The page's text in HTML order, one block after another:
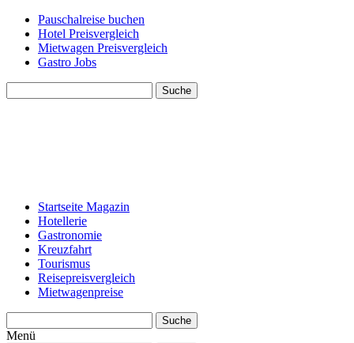
Pauschalreise buchen
Hotel Preisvergleich
Mietwagen Preisvergleich
Gastro Jobs
Suche
Startseite Magazin
Hotellerie
Gastronomie
Kreuzfahrt
Tourismus
Reisepreisvergleich
Mietwagenpreise
Suche
Menü